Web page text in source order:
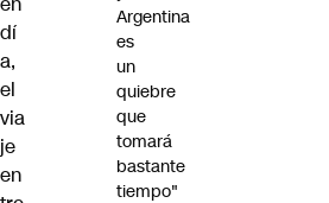
dí
a,
el
via
je
en
Argentina
es
un
quiebre
que
tomará
bastante
tiempo"